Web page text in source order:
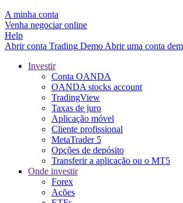
A minha conta
Venha negociar online
Help
Abrir conta Trading Demo Abrir uma conta
Investir
Conta OANDA
OANDA stocks account
TradingView
Taxas de juro
Aplicação móvel
Cliente profissional
MetaTrader 5
Opções de depósito
Transferir a aplicação ou o MT5
Onde investir
Forex
Ações